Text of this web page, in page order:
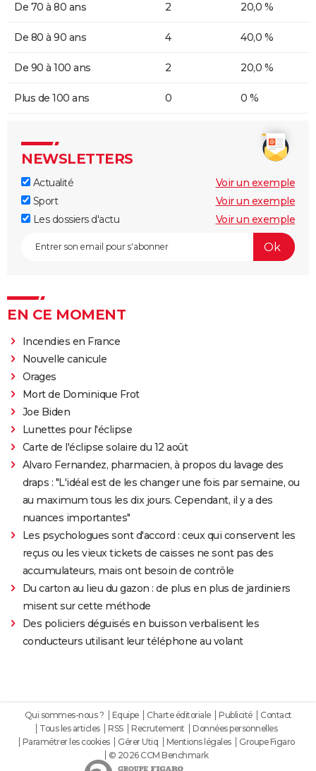
De 70 à 80 ans 2 20,0 %
De 80 à 90 ans 4 40,0 %
De 90 à 100 ans 2 20,0 %
Plus de 100 ans 0 0 %
NEWSLETTERS
Actualité
Voir un exemple
Sport
Voir un exemple
Les dossiers d'actu
Voir un exemple
EN CE MOMENT
Incendies en France
Nouvelle canicule
Orages
Mort de Dominique Frot
Joe Biden
Lunettes pour l'éclipse
Carte de l'éclipse solaire du 12 août
Alvaro Fernandez, pharmacien, à propos du lavage des
draps : "L'idéal est de les changer une fois par semaine, ou
au maximum tous les dix jours. Cependant, il y a des
nuances importantes"
Les psychologues sont d'accord : ceux qui conservent les
reçus ou les vieux tickets de caisses ne sont pas des
accumulateurs, mais ont besoin de contrôle
Du carton au lieu du gazon : de plus en plus de jardiniers
misent sur cette méthode
Des policiers déguisés en buisson verbalisent les
conducteurs utilisant leur téléphone au volant
Qui sommes-nous ? Equipe Charte éditoriale Publicité
Contact
Tous les articles
RSS Recrutement
Données personnelles
Paramétrer les cookies
Gérer Utiq Mentions légales
Groupe Figaro
© 2026 CCM Benchmark